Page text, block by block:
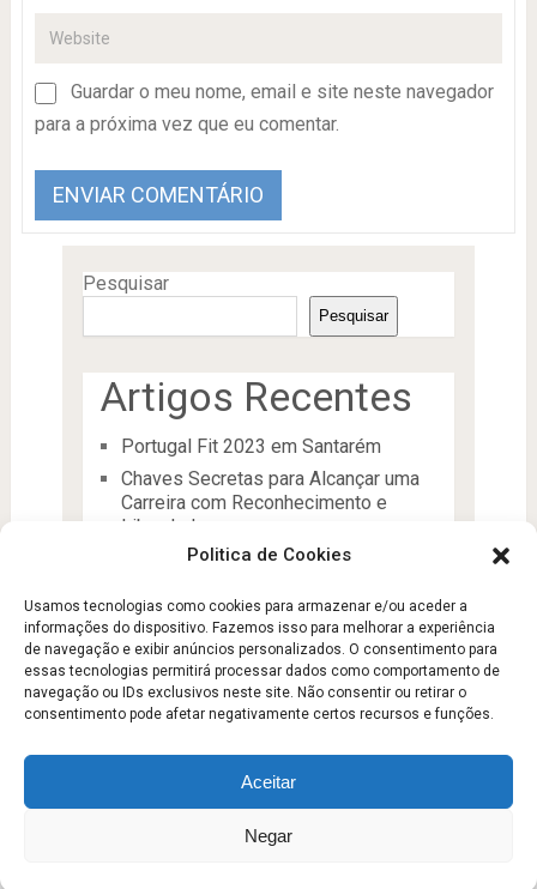
Politica de Cookies
Usamos tecnologias como cookies para armazenar e/ou aceder a
informações do dispositivo. Fazemos isso para melhorar a experiência
de navegação e exibir anúncios personalizados. O consentimento para
essas tecnologias permitirá processar dados como comportamento de
navegação ou IDs exclusivos neste site. Não consentir ou retirar o
consentimento pode afetar negativamente certos recursos e funções.
Aceitar
Negar
Guardar o meu nome, email e site neste navegador
para a próxima vez que eu comentar.
Pesquisar
Pesquisar
Artigos Recentes
Portugal Fit 2023 em Santarém
Chaves Secretas para Alcançar uma
Carreira com Reconhecimento e
Liberdade
manutenção da condição física
Aptidão Física e Saúde
Escola FitnessCopyright © 2026.